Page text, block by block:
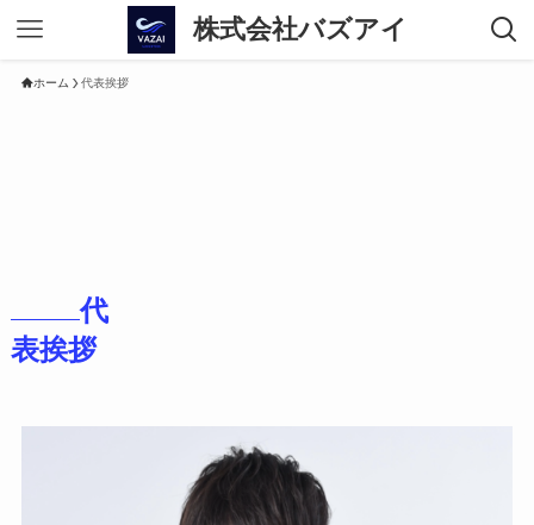
株式会社バズアイ
ホーム 代表挨拶
代
表挨拶